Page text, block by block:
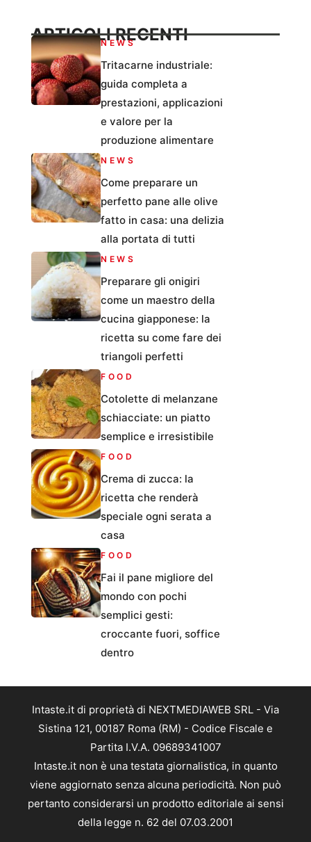
ARTICOLI RECENTI
NEWS
Tritacarne industriale:
guida completa a
prestazioni, applicazioni
e valore per la
produzione alimentare
NEWS
Come preparare un
perfetto pane alle olive
fatto in casa: una delizia
alla portata di tutti
NEWS
Preparare gli onigiri
come un maestro della
cucina giapponese: la
ricetta su come fare dei
triangoli perfetti
FOOD
Cotolette di melanzane
schiacciate: un piatto
semplice e irresistibile
FOOD
Crema di zucca: la
ricetta che renderà
speciale ogni serata a
casa
FOOD
Fai il pane migliore del
mondo con pochi
semplici gesti:
croccante fuori, soffice
dentro
Intaste.it di proprietà di NEXTMEDIAWEB SRL - Via
Sistina 121, 00187 Roma (RM) - Codice Fiscale e
Partita I.V.A. 09689341007
Intaste.it non è una testata giornalistica, in quanto
viene aggiornato senza alcuna periodicità. Non può
pertanto considerarsi un prodotto editoriale ai sensi
della legge n. 62 del 07.03.2001